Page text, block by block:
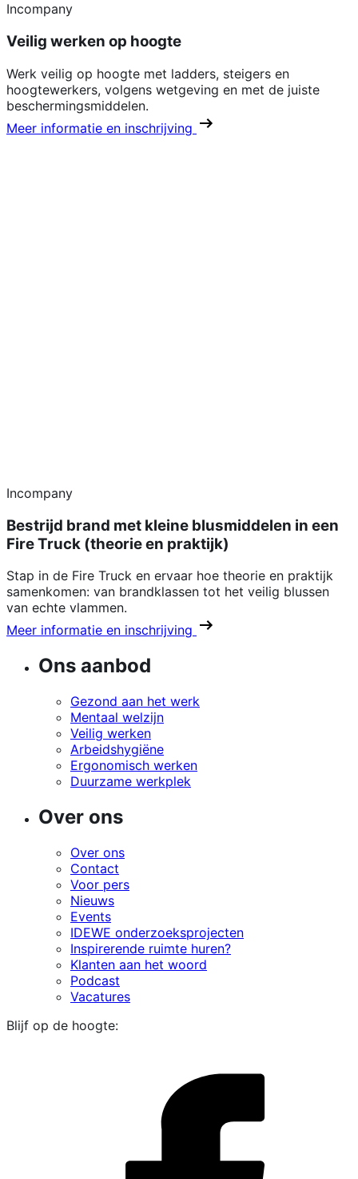
Incompany
Veilig werken op hoogte
Werk veilig op hoogte met ladders, steigers en
hoogtewerkers, volgens wetgeving en met de juiste
beschermingsmiddelen.
Meer informatie en inschrijving
Incompany
Bestrijd brand met kleine blusmiddelen in een
Fire Truck (theorie en praktijk)
Stap in de Fire Truck en ervaar hoe theorie en praktijk
samenkomen: van brandklassen tot het veilig blussen
van echte vlammen.
Meer informatie en inschrijving
Ons aanbod
Gezond aan het werk
Mentaal welzijn
Veilig werken
Arbeidshygiëne
Ergonomisch werken
Duurzame werkplek
Over ons
Over ons
Contact
Voor pers
Nieuws
Events
IDEWE onderzoeksprojecten
Inspirerende ruimte huren?
Klanten aan het woord
Podcast
Vacatures
Blijf op de hoogte: